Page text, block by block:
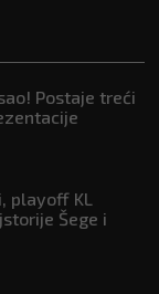
Postaje treći
playoff KL
Šege i